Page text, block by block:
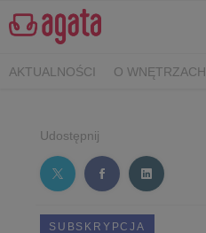
AKTUALNOŚCI O WNĘTRZACH
Udostępnij
SUBSKRYPCJA